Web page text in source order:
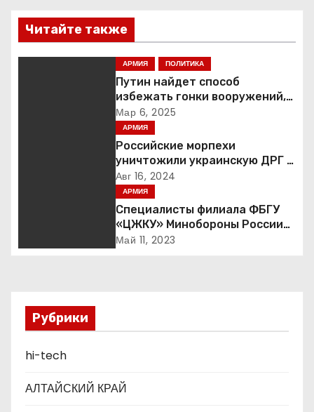
и
г
з
п
и
с
я
Читайте также
АРМИЯ ПОЛИТИКА
Путин найдет способ
избежать гонки вооружений,
заявил пресс-секретарь
Мар 6, 2025
АРМИЯ
Российские морпехи
уничтожили украинскую ДРГ в
Курской области
Авг 16, 2024
АРМИЯ
Специалисты филиала ФБГУ
«ЦЖКУ» Минобороны России
по ЦВО переведены в режим
Май 11, 2023
Рубрики
hi-tech
АЛТАЙСКИЙ КРАЙ